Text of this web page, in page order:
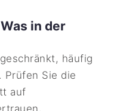
in der
häufig
Prüfen Sie die
auf